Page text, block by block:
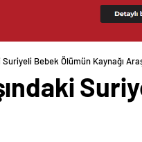
Suriyeli Bebek Ölümün Kaynağı